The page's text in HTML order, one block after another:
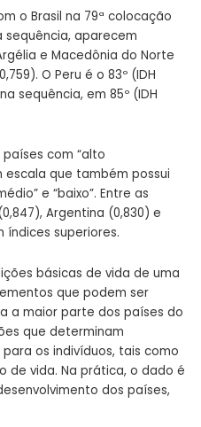
o Brasil na 79ª colocação
sequência, aparecem
e Macedônia do Norte
O Peru é o 83º (IDH
sequência, em 85º (IDH
com “alto
escala que também possui
e “baixo”. Entre as
Argentina (0,830) e
índices superiores.
básicas de vida de uma
que podem ser
a maior parte dos países do
que determinam
os indivíduos, tais como
de vida. Na prática, o dado é
dos países,